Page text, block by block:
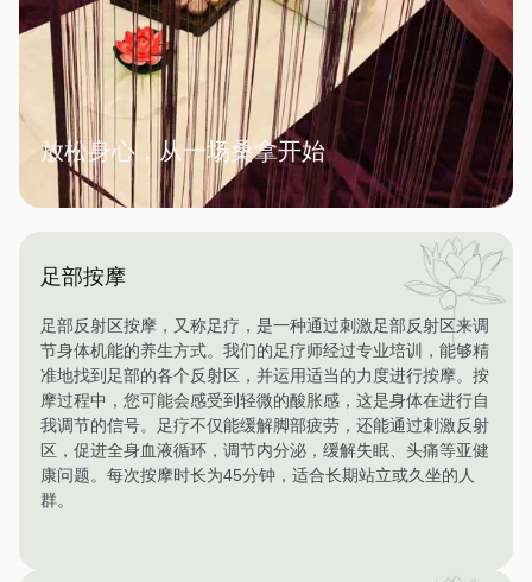
放松身心，从一场桑拿开始
足部按摩
足部反射区按摩，又称足疗，是一种通过刺激足部反射区来调
节身体机能的养生方式。我们的足疗师经过专业培训，能够精
准地找到足部的各个反射区，并运用适当的力度进行按摩。按
摩过程中，您可能会感受到轻微的酸胀感，这是身体在进行自
我调节的信号。足疗不仅能缓解脚部疲劳，还能通过刺激反射
区，促进全身血液循环，调节内分泌，缓解失眠、头痛等亚健
康问题。每次按摩时长为45分钟，适合长期站立或久坐的人
群。